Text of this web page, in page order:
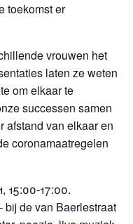
toekomst er
vrouwen het
laten ze weten
om elkaar te
successen samen
afstand van elkaar en
coronamaatregelen
15:00-17:00.
bij de van Baerlestraat